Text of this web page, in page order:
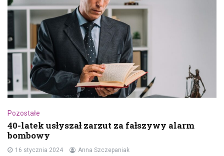
Pozostałe
40-latek usłyszał zarzut za fałszywy alarm
bombowy
16 stycznia 2024 Anna Szczepaniak